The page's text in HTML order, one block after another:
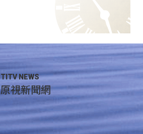
TITV NEWS
原視新聞網